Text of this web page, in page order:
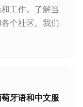
工作。了解当
个社区。我们
牙语和中文服